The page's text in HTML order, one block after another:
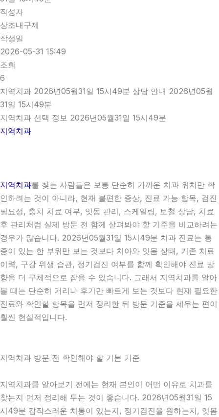
작성자
상조내구제
작성일
2026-05-31 15:49
조회
6
지역치과 2026년05월31일 15시49분 상담 안내 2026년05월
31일 15시49분
지역치과 선택 정보 2026년05월31일 15시49분
지역치과
지역치과를 찾는 사람들은 보통 단순히 가까운 치과 위치만 확
인하려는 것이 아니라, 현재 불편한 증상, 진료 가능 항목, 검진
필요성, 충치 치료 여부, 잇몸 관리, 스케일링, 보철 상담, 치료
후 관리처럼 실제 방문 전 함께 살펴봐야 할 기준을 비교하려는
경우가 많습니다. 2026년05월31일 15시49분 치과 진료는 통
증이 있는 한 부위만 보는 것보다 치아와 잇몸 상태, 기존 치료
이력, 구강 위생 습관, 정기검진 여부를 함께 확인해야 진료 방
향을 더 구체적으로 잡을 수 있습니다. 그래서 지역치과를 알아
볼 때는 단순히 거리나 후기만 빠르게 보는 것보다 현재 필요한
진료와 확인할 항목을 먼저 정리한 뒤 방문 기준을 세우는 편이
훨씬 현실적입니다.
지역치과 방문 전 확인해야 할 기본 기준
지역치과를 알아보기 전에는 현재 본인이 어떤 이유로 치과를
찾는지 먼저 정리해 두는 것이 좋습니다. 2026년05월31일 15
시49분 갑작스러운 치통이 있는지, 정기검진을 원하는지, 잇몸